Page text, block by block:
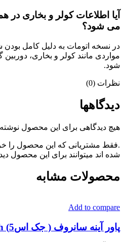
آیا اطلاعات کولر و بخاری در
می شود؟
در نسخه اتومات به دلیل کامل بودن
شود.
نظرات (0)
دیدگاهها
هیچ دیدگاهی برای این محصول
.فقط مشتریانی که این محصول را
شده اند میتوانند برای این محصول
محصولات مشابه
Add to compare
پاور آینه سانروف ( جک اس5) kh